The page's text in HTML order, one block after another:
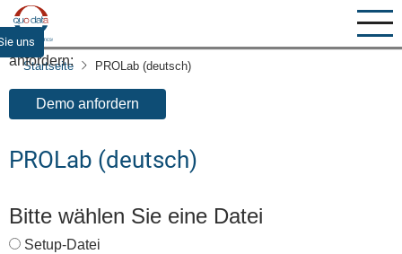
Direkt
zum
uns
Startseite
PROLab (deutsch)
Eine kostenlose Demoversion von PROLab können Sie hier
anfordern:
Demo anfordern
PROLab (deutsch)
Bitte wählen Sie eine Datei
Setup-Datei